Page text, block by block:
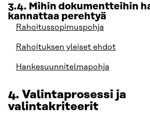
3.4. Mihin dokumentteihin
kannattaa perehtyä
Rahoitussopimuspohja
Rahoituksen yleiset ehdot
Hankesuunnitelmapohja
4. Valintaprosessi ja
valintakriteerit